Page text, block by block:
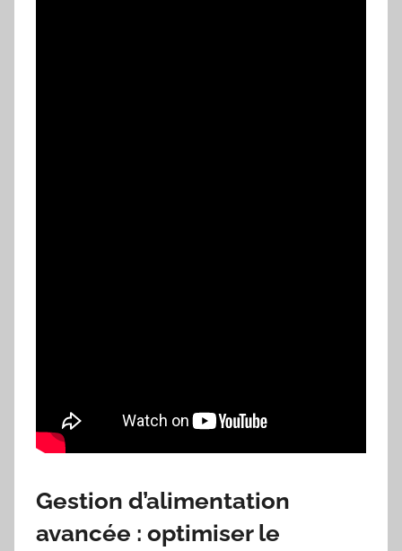
Gestion d’alimentation
avancée : optimiser le